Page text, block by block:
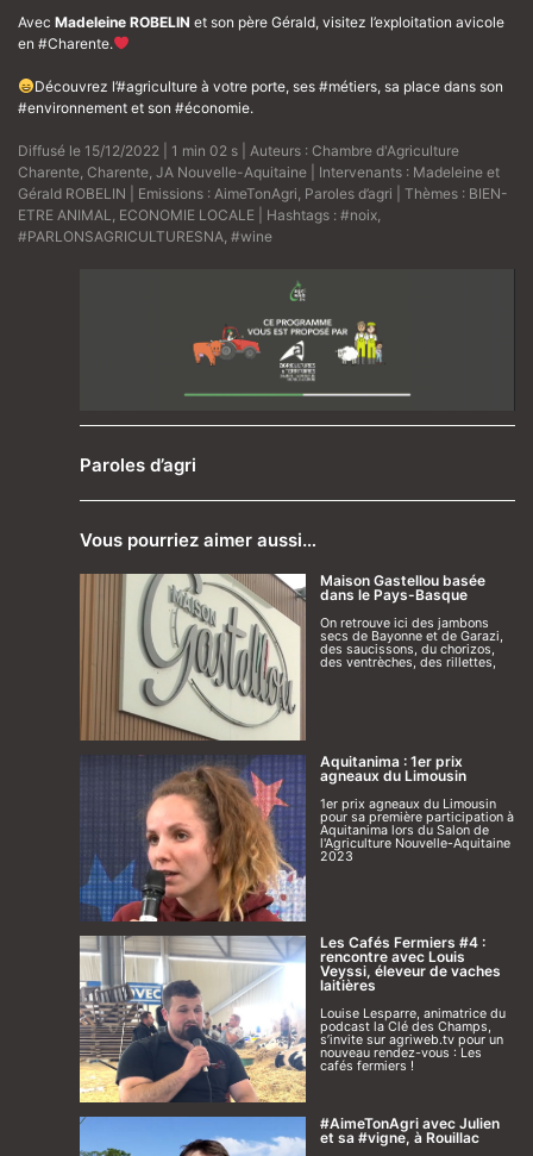
Avec Madeleine ROBELIN et son père Gérald, visitez l’exploitation avicole
en #Charente.
Découvrez l’#agriculture à votre porte, ses #métiers, sa place dans son
#environnement et son #économie.
Diffusé le 15/12/2022 | 1 min 02 s | Auteurs : Chambre d'Agriculture
Charente Charente JA Nouvelle-Aquitaine | Intervenants : Madeleine et
Gérald ROBELIN | Emissions : AimeTonAgri Paroles d’agri | Thèmes : BIEN-
ETRE ANIMAL
ECONOMIE LOCALE | Hashtags : #noix
#PARLONSAGRICULTURESNA #wine
Paroles d’agri
Vous pourriez aimer aussi…
Maison Gastellou basée
dans le Pays-Basque
On retrouve ici des jambons
secs de Bayonne et de Garazi,
des saucissons, du chorizos,
des ventrèches, des rillettes,
Aquitanima : 1er prix
agneaux du Limousin
1er prix agneaux du Limousin
pour sa première participation à
Aquitanima lors du Salon de
l'Agriculture Nouvelle-Aquitaine
2023
Les Cafés Fermiers #4 :
rencontre avec Louis
Veyssi, éleveur de vaches
laitières
Louise Lesparre, animatrice du
podcast la Clé des Champs,
s’invite sur agriweb.tv pour un
nouveau rendez-vous : Les
cafés fermiers !
#AimeTonAgri avec Julien
et sa #vigne, à Rouillac